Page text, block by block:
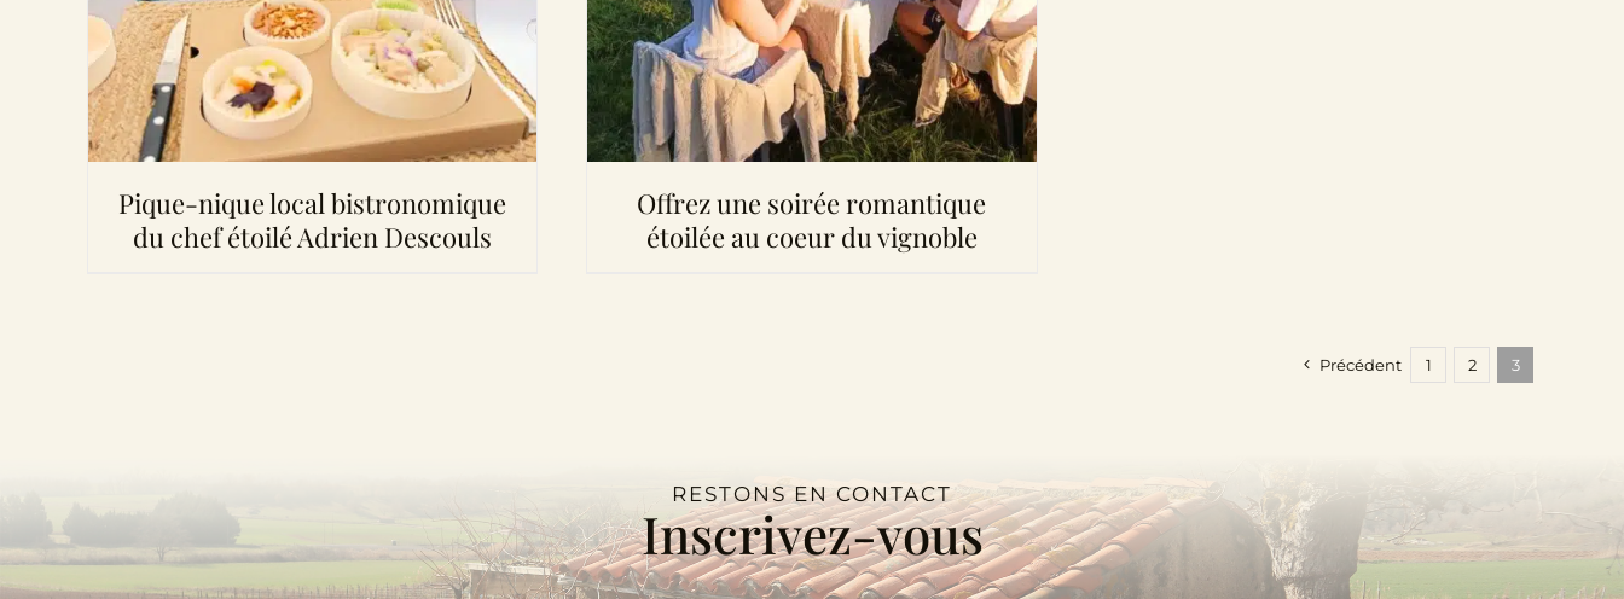
Pique-nique local bistronomique
du chef étoilé Adrien Descouls
Offrez une soirée romantique
étoilée au coeur du vignoble
Précédent 1 2 3
RESTONS EN CONTACT
Inscrivez-vous